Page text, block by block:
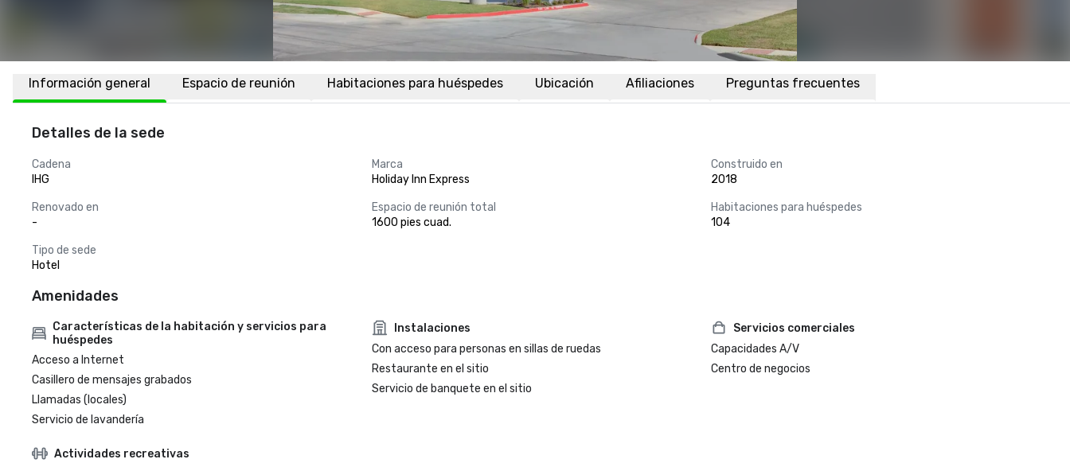
Información general Espacio de reunión Habitaciones para huéspedes Ubicación Afiliaciones Preguntas frecuentes
Detalles de la sede
Cadena
IHG
Marca
Holiday Inn Express
Construido en
2018
Renovado en
-
Espacio de reunión total
1600 pies cuad.
Habitaciones para huéspedes
104
Tipo de sede
Hotel
Amenidades
Características de la habitación y servicios para
huéspedes
Acceso a Internet
Casillero de mensajes grabados
Llamadas (locales)
Servicio de lavandería
Instalaciones
Con acceso para personas en sillas de ruedas
Restaurante en el sitio
Servicio de banquete en el sitio
Servicios comerciales
Capacidades A/V
Centro de negocios
Actividades recreativas